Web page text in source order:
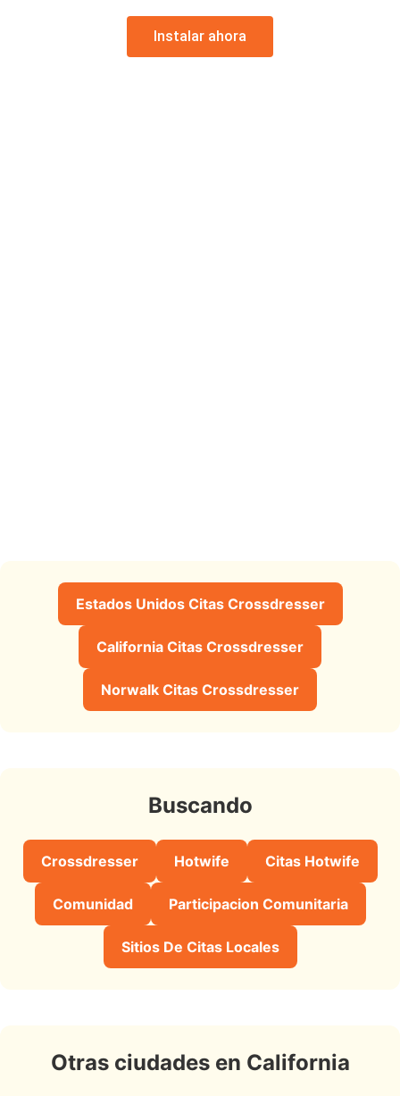
Instalar ahora
Estados Unidos Citas Crossdresser
California Citas Crossdresser
Norwalk Citas Crossdresser
Buscando
Crossdresser Hotwife Citas Hotwife
Comunidad Participacion Comunitaria
Sitios De Citas Locales
Otras ciudades en California